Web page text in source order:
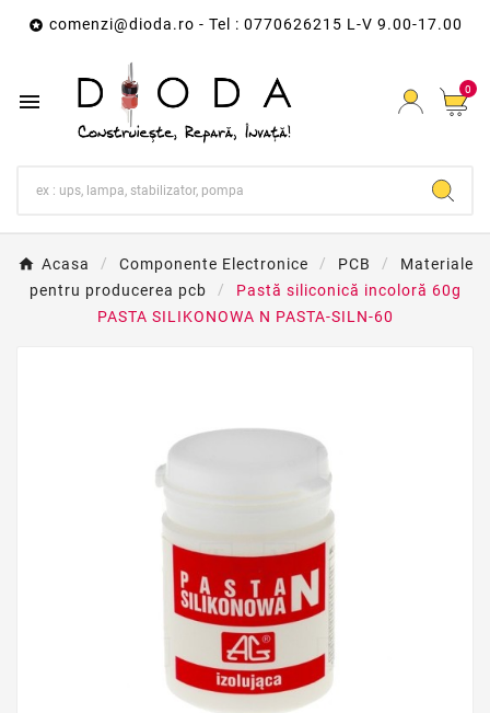
 comenzi@dioda.ro - Tel : 0770626215 L-V 9.00-17.00
 0
Acasa Componente Electronice PCB
Materiale
pentru producerea pcb
Pastă siliconică incoloră 60g
PASTA SILIKONOWA N PASTA-SILN-60